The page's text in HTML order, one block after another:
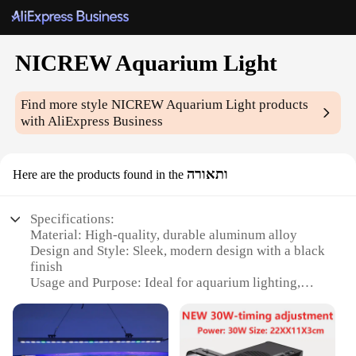
NICREW Aquarium Light
Find more styleNICREW Aquarium Light products
with AliExpress Business
Here are the products found in the ותאורה
Specifications:
Material: High-quality, durable aluminum alloy
Design and Style: Sleek, modern design with a black
finish
Usage and Purpose: Ideal for aquarium lighting,
Performance and Property: Efficient LED
technology with a lifespan of up to 50,000 hours
Shape or Size or Weight or Quantity: Compact size